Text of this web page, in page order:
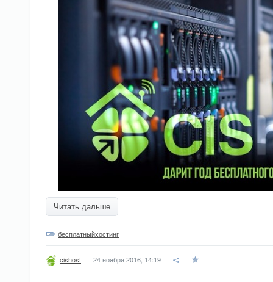
Читать дальше
бесплатныйхостинг
cishost 24 ноября 2016, 14:19